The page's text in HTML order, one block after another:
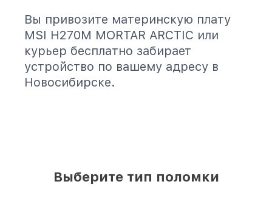
Вы привозите материнскую плату
MSI H270M MORTAR ARCTIC или
курьер бесплатно забирает
устройство по вашему адресу в
Новосибирске.
Выберите тип поломки